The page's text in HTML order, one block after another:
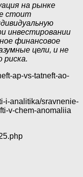
на рынке
стоит
инвестировании
финансовое
цели, и не
риска.
ap-vs-tatneft-ao-
i-analitika/sravnenie-
v-chem-anomaliia